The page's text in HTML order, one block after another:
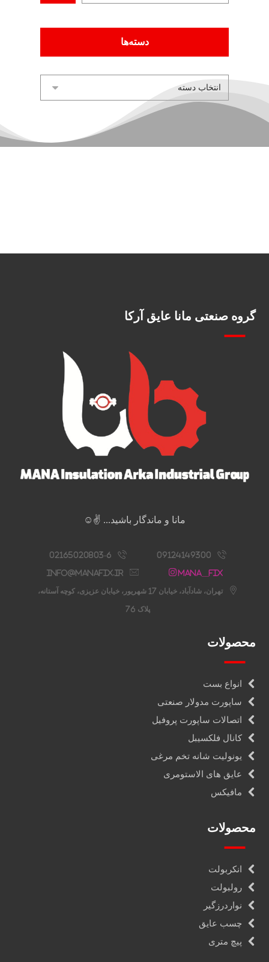
دسته‌ها
گروه صنعتی مانا عایق آرکا
مانا و ماندگار باشید... ✌️☺️
09124149300
02165020803-6
Mana__fix
info@manafix.ir
تهران، شادآباد، خیابان 17 شهریور، خیابان عزیزی، کوچه آستانه،
پلاک 76
محصولات
انواع بست
ساپورت مدولار صنعتی
اتصالات ساپورت پروفیل
کانال فلکسیبل
یونولیت شانه تخم مرغی
عایق های الاستومری
مافیکس
محصولات
انکربولت
رولبولت
نواردرزگیر
چسب عایق
پیچ متری